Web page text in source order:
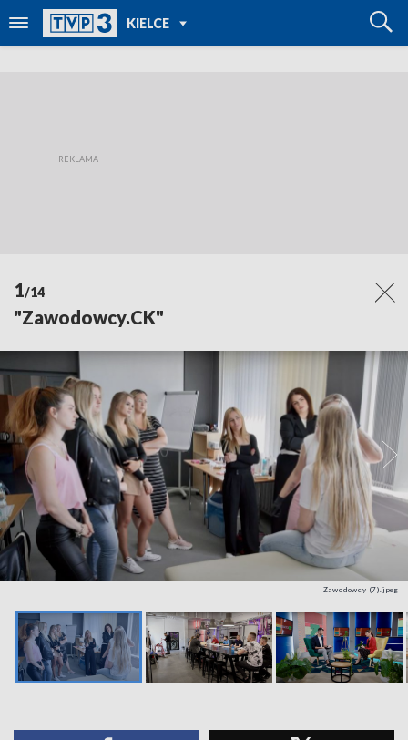
KIELCE
TVP REGIONY
1/14
"Zawodowcy.CK"
Zawodowcy (7).jpeg